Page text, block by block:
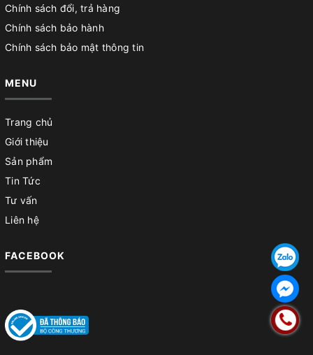
Chính sách đổi, trả hàng
Chính sách bảo hành
Chính sách bảo mật thông tin
MENU
Trang chủ
Giới thiệu
Sản phẩm
Tin Tức
Tư vấn
Liên hệ
FACEBOOK